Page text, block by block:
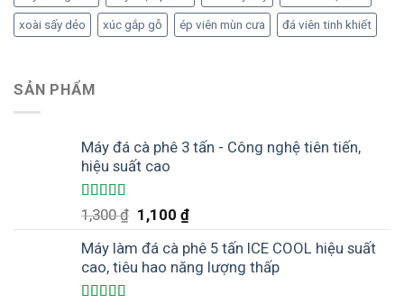
xoài sấy dẻo xúc gắp gỗ ép viên mùn cưa đá viên tinh khiết
SẢN PHẨM
Máy đá cà phê 3 tấn - Công nghệ tiên tiến,
hiệu suất cao
Được xếp
hạng
4.75
5
sao
1,300₫ Giá
là:
1,300 ₫.
1,100₫Giá
tại
là:
Máy làm đá cà phê 5 tấn ICE COOL hiệu suất
cao, tiêu hao năng lượng thấp